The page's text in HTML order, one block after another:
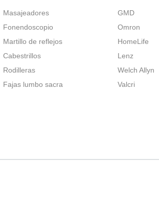
Masajeadores
Fonendoscopio
Martillo de reflejos
Cabestrillos
Rodilleras
Fajas lumbo sacra
GMD
Omron
HomeLife
Lenz
Welch Allyn
Valcri